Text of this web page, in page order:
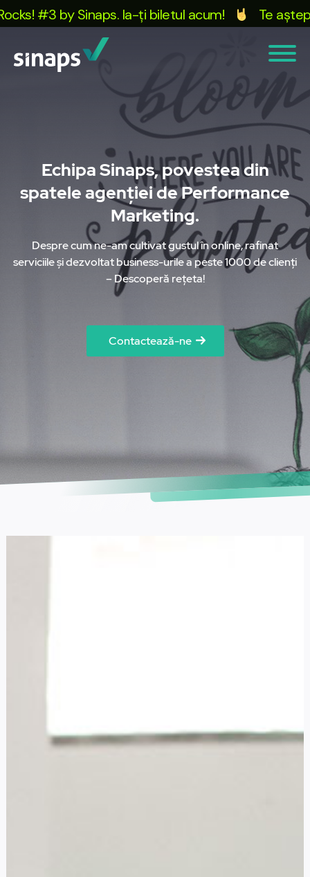
Sinaps. Ia-ți biletul acum! Te așteptăm la
Echipa Sinaps, povestea din
spatele agenției de Performance
Marketing.
Despre cum ne-am cultivat gustul în online, rafinat
serviciile și dezvoltat business-urile a peste 1000 de clienți
– Descoperă rețeta!
Contactează-ne